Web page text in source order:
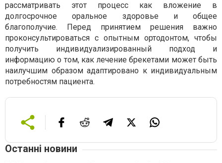
рассматривать этот процесс как вложение в
долгосрочное оральное здоровье и общее
благополучие. Перед принятием решения важно
проконсультироваться с опытным ортодонтом, чтобы
получить индивидуализированный подход и
информацию о том, как лечение брекетами может быть
наилучшим образом адаптировано к индивидуальным
потребностям пациента.
Останні новини